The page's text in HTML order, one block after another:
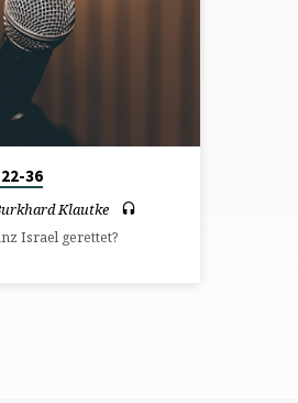
36
Klautke
Israel gerettet?